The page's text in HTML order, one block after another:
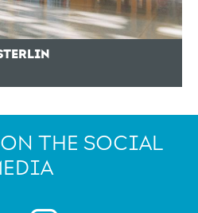
THE SOCIAL